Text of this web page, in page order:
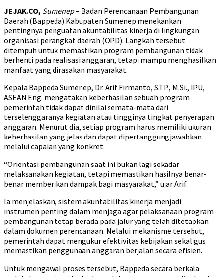
JEJAK.CO, Sumenep– Badan Perencanaan Pembangunan
Daerah (Bappeda) Kabupaten Sumenep menekankan
pentingnya penguatan akuntabilitas kinerja di lingkungan
organisasi perangkat daerah (OPD). Langkah tersebut
ditempuh untuk memastikan program pembangunan tidak
berhenti pada realisasi anggaran, tetapi mampu menghasilkan
manfaat yang dirasakan masyarakat.
Kepala Bappeda Sumenep, Dr. Arif Firmanto, S.TP., M.Si., IPU,
ASEAN Eng. mengatakan keberhasilan sebuah program
pemerintah tidak dapat dinilai semata-mata dari
terselenggaranya kegiatan atau tingginya tingkat penyerapan
anggaran. Menurut dia, setiap program harus memiliki ukuran
keberhasilan yang jelas dan dapat dipertanggungjawabkan
melalui capaian yang konkret.
“Orientasi pembangunan saat ini bukan lagi sekadar
melaksanakan kegiatan, tetapi memastikan hasilnya benar-
benar memberikan dampak bagi masyarakat,” ujar Arif.
Ia menjelaskan, sistem akuntabilitas kinerja menjadi
instrumen penting dalam menjaga agar pelaksanaan program
pembangunan tetap berada pada jalur yang telah ditetapkan
dalam dokumen perencanaan. Melalui mekanisme tersebut,
pemerintah dapat mengukur efektivitas kebijakan sekaligus
memastikan penggunaan anggaran berjalan secara efisien.
Untuk mengawal proses tersebut, Bappeda secara berkala